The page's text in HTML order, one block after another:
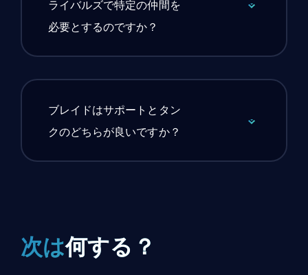
ライバルズで特定の仲間を
必要とするのですか？
ブレイドはサポートとタン
クのどちらが良いですか？
次は何する？